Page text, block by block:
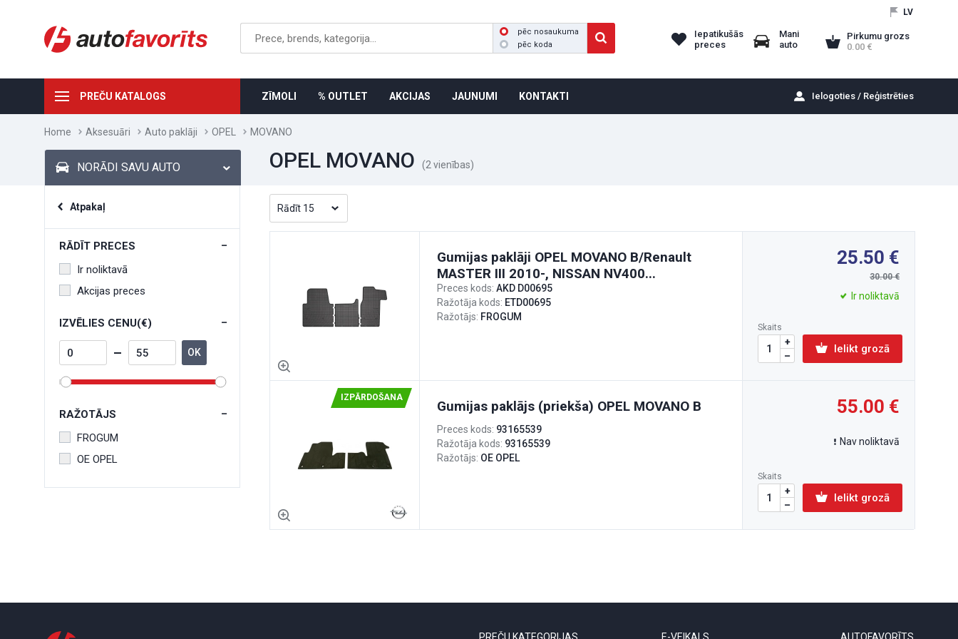
LV
Iepatikušās
preces
Mani
auto
Pirkumu grozs
0.00
pēc nosaukuma
pēc koda
Ielogoties / Reģistrēties
PREČU KATALOGS ZĪMOLI % OUTLET AKCIJAS JAUNUMI KONTAKTI
Home Aksesuāri Auto paklāji OPEL MOVANO
OPEL MOVANO (2 vienības)
NORĀDI SAVU AUTO
Atpakaļ
RĀDĪT PRECES
Ir noliktavā
Akcijas preces
IZVĒLIES CENU(€)
OK
RAŽOTĀJS
FROGUM
OE OPEL
Gumijas paklāji OPEL MOVANO B/Renault
MASTER III 2010-, NISSAN NV400...
Preces kods: AKD D00695
Ražotāja kods: ETD00695
Ražotājs: FROGUM
25.50
30.00
Ir noliktavā
Skaits
Ielikt grozā
IZPĀRDOŠANA
Gumijas paklājs (priekša) OPEL MOVANO B
Preces kods: 93165539
Ražotāja kods: 93165539
Ražotājs: OE OPEL
55.00
Nav noliktavā
Skaits
Ielikt grozā